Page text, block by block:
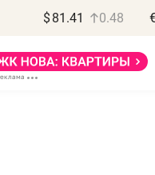
$ 81.41 0.48